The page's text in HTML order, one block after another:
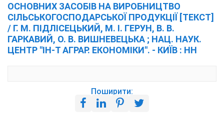
ОСНОВНИХ ЗАСОБІВ НА ВИРОБНИЦТВО
СІЛЬСЬКОГОСПОДАРСЬКОЇ ПРОДУКЦІЇ [ТЕКСТ]
/ Г. М. ПІДЛІСЕЦЬКИЙ, М. І. ГЕРУН, В. В.
ГАРКАВИЙ, О. В. ВИШНЕВЕЦЬКА ; НАЦ. НАУК.
ЦЕНТР "ІН-Т АГРАР. ЕКОНОМІКИ". - КИЇВ : НН
Поширити: